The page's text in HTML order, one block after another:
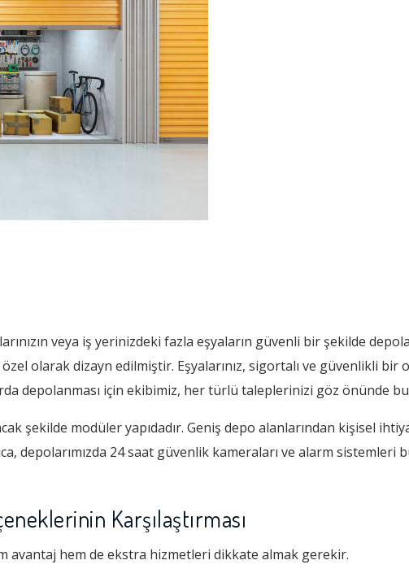
veya iş yerinizdeki fazla eşyaların güvenli bir şekilde
özel olarak dizayn edilmiştir. Eşyalarınız, sigortalı ve güvenlikli bir
depolanması için ekibimiz, her türlü taleplerinizi göz önünde
şekilde modüler yapıdadır. Geniş depo alanlarından kişisel
depolarımızda 24 saat güvenlik kameraları ve alarm sistemleri
Karşılaştırması
avantaj hem de ekstra hizmetleri dikkate almak gerekir.